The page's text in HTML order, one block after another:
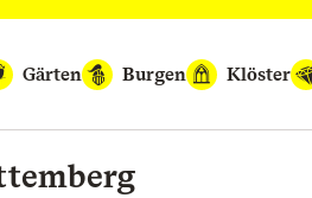
Gärten Burgen Klöster